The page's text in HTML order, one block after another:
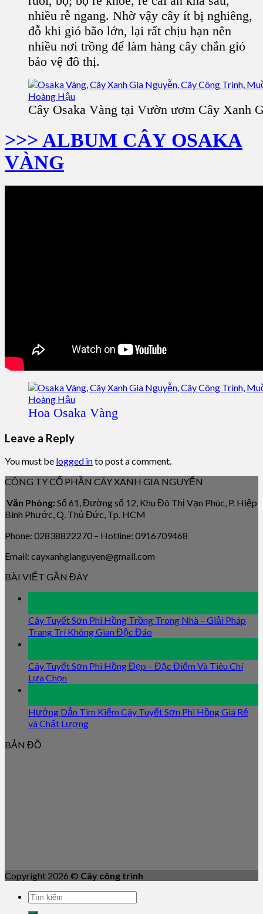
nhiều rễ ngang. Nhờ vậy cây ít bị nghiêng,
đỗ khi gió bão lớn, lại rất chịu hạn nên
nhiều nơi trồng để làm hàng cây chắn gió
bảo vệ đô thị.
Cây Osaka Vàng tại Vườn ươm Cây Xanh
>>> ALBUM CÂY OSAKA
VÀNG
Hoa Osaka Vàng
Leave a Reply
You must be logged into post a comment.
CÔNG TY CỔ PHẦN CÂY XANH GIA NGUYỄN
Văn Phòng: Số 61, Đường số 12, Khu Đô Thị Vạn Phúc, P. Hiệp
Bình Phước, Q. Thủ Đức, Tp. HCM
Phone: 02838822270 – Hotline: 0916709468
Email: cayxanhgianguyen@gmail.com
BÀI VIẾT GẦN ĐÂY
Cây Tuyết Sơn Phi Hồng Trồng Trong Nhà – Giải Pháp
Trang Trí Không Gian Độc Đáo
Cây Tuyết Sơn Phi Hồng Đẹp – Đặc Điểm Và Tiêu Chí
Lựa Chọn
Hướng Dẫn Tìm Kiếm Cây Tuyết Sơn Phi Hồng Giá Rẻ
và Chất Lượng
BẢN ĐỒ
Copyright 2026 © Cây công trình